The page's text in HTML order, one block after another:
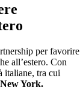
per favorire
all’estero. Con
italiane, tra cui
York.